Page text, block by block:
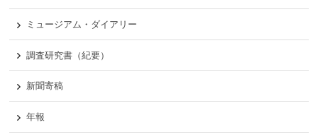
ミュージアム・ダイアリー
調査研究書（紀要）
新聞寄稿
年報